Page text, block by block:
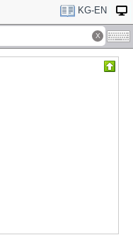
KG-EN